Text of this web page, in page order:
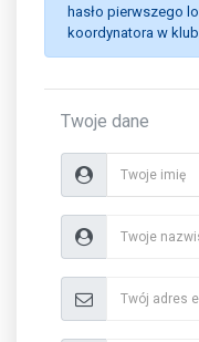
hasło pierwszego
koordynatora w
Twoje dane